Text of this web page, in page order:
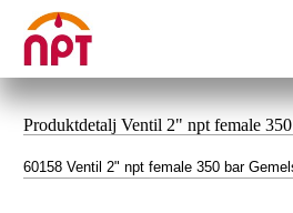
Produktdetalj Ventil 2" npt female
60158 Ventil 2" npt female 350 bar